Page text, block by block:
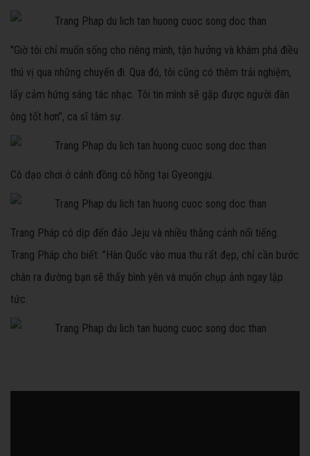
"Giờ tôi chỉ muốn sống cho riêng mình, tận hưởng và khám phá điều
thú vị qua những chuyến đi. Qua đó, tôi cũng có thêm trải nghiệm,
lấy cảm hứng sáng tác nhạc. Tôi tin mình sẽ gặp được người đàn
ông tốt hơn", ca sĩ tâm sự.
Cô dạo chơi ở cánh đồng cỏ hồng tại Gyeongju.
Trang Pháp có dịp đến đảo Jeju và nhiều thắng cảnh nổi tiếng.
Trang Pháp cho biết: "Hàn Quốc vào mua thu rất đẹp, chỉ cần bước
chân ra đường bạn sẽ thấy bình yên và muốn chụp ảnh ngay lập
tức.